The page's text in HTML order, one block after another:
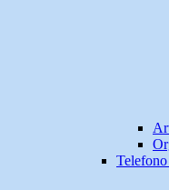
Telefono